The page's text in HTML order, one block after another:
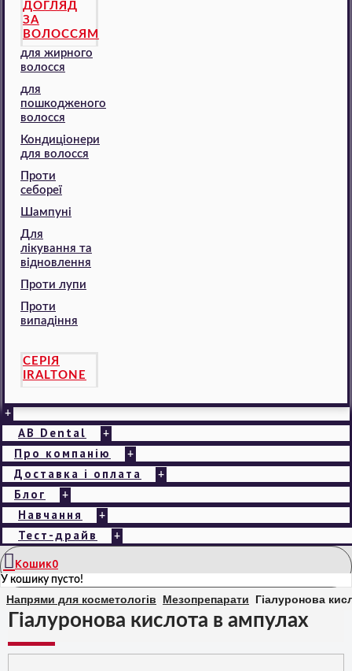
ДОГЛЯД
ЗА
ВОЛОССЯМ
для жирного
волосся
для
пошкодженого
волосся
Кондиціонери
для волосся
Проти
себореї
Шампуні
Для
лікування та
відновлення
Проти лупи
Проти
випадіння
СЕРІЯ
IRALTONE
+
AB Dental +
Про компанію +
Доставка і оплата +
Блог +
Навчання +
Тест-драйв +
Кошик0
У кошику пусто!
Напрями для косметологів Мезопрепарати Гіалуронова
Гіалуронова кислота в ампулах